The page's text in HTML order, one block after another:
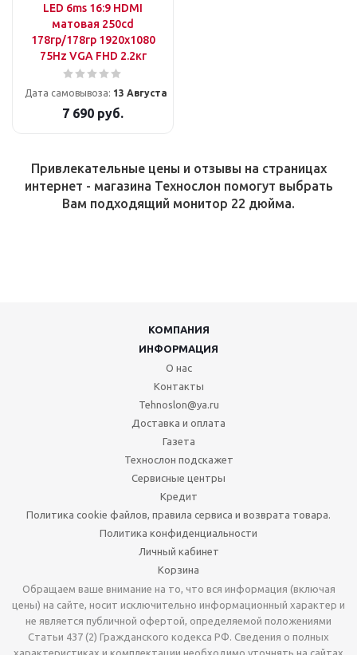
LED 6ms 16:9 HDMI
матовая 250cd
178гр/178гр 1920x1080
75Hz VGA FHD 2.2кг
Дата самовывоза: 13 Августа
7 690 руб.
Привлекательные цены и отзывы на страницах
интернет - магазина Технослон помогут выбрать
Вам подходящий монитор 22 дюйма.
КОМПАНИЯ
ИНФОРМАЦИЯ
О нас
Контакты
Tehnoslon@ya.ru
Доставка и оплата
Газета
Технослон подскажет
Сервисные центры
Кредит
Политика cookie файлов, правила сервиса и возврата товара.
Политика конфиденциальности
Личный кабинет
Корзина
Обращаем ваше внимание на то, что вся информация (включая
цены) на сайте, носит исключительно информационный характер и
не является публичной офертой, определяемой положениями
Статьи 437 (2) Гражданского кодекса РФ. Сведения о полных
характеристиках и комплектации необходимо уточнять на сайтах